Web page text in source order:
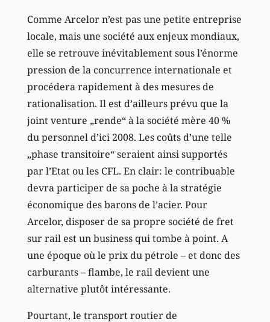
Comme Arcelor n’est pas une petite entreprise
locale, mais une société aux enjeux mondiaux,
elle se retrouve inévitablement sous l’énorme
pression de la concurrence internationale et
procédera rapidement à des mesures de
rationalisation. Il est d’ailleurs prévu que la
joint venture „rende“ à la société mère 40 %
du personnel d’ici 2008. Les coûts d’une telle
„phase transitoire“ seraient ainsi supportés
par l’Etat ou les CFL. En clair: le contribuable
devra participer de sa poche à la stratégie
économique des barons de l’acier. Pour
Arcelor, disposer de sa propre société de fret
sur rail est un business qui tombe à point. A
une époque où le prix du pétrole – et donc des
carburants – flambe, le rail devient une
alternative plutôt intéressante.
Pourtant, le transport routier de